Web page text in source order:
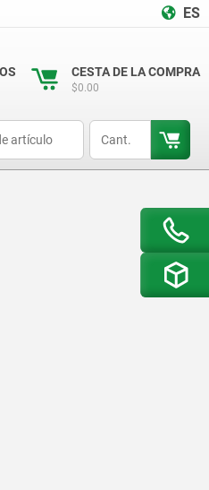
ES
CESTA DE LA COMPRA
$0.00